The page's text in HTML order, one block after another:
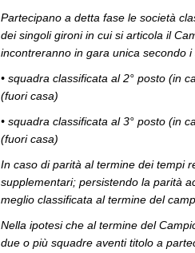
Partecipano a detta fase le società
dei singoli gironi in cui si articola il
incontreranno in gara unica secondo
• squadra classificata al 2° posto (in
(fuori casa)
• squadra classificata al 3° posto (in
(fuori casa)
In caso di parità al termine dei tempi
supplementari; persistendo la parità
meglio classificata al termine del
Nella ipotesi che al termine del
due o più squadre aventi titolo a